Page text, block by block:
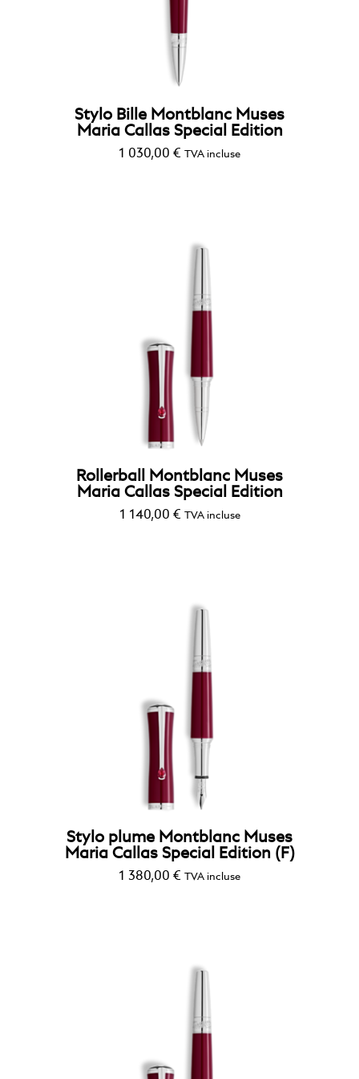
Stylo Bille Montblanc Muses
Maria Callas Special Edition
1 030,00 € TVA incluse
Rollerball Montblanc Muses
Maria Callas Special Edition
1 140,00 € TVA incluse
Stylo plume Montblanc Muses
Maria Callas Special Edition (F)
1 380,00 € TVA incluse